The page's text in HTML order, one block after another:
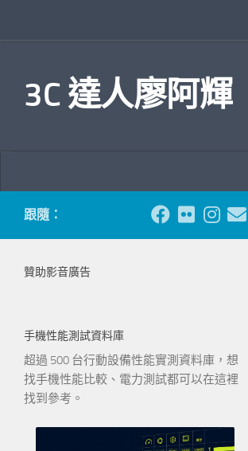
3C 達人廖阿輝
跟隨：
贊助影音廣告
手機性能測試資料庫
超過 500 台行動設備性能實測資料庫，想
找手機性能比較、電力測試都可以在這裡
找到參考。